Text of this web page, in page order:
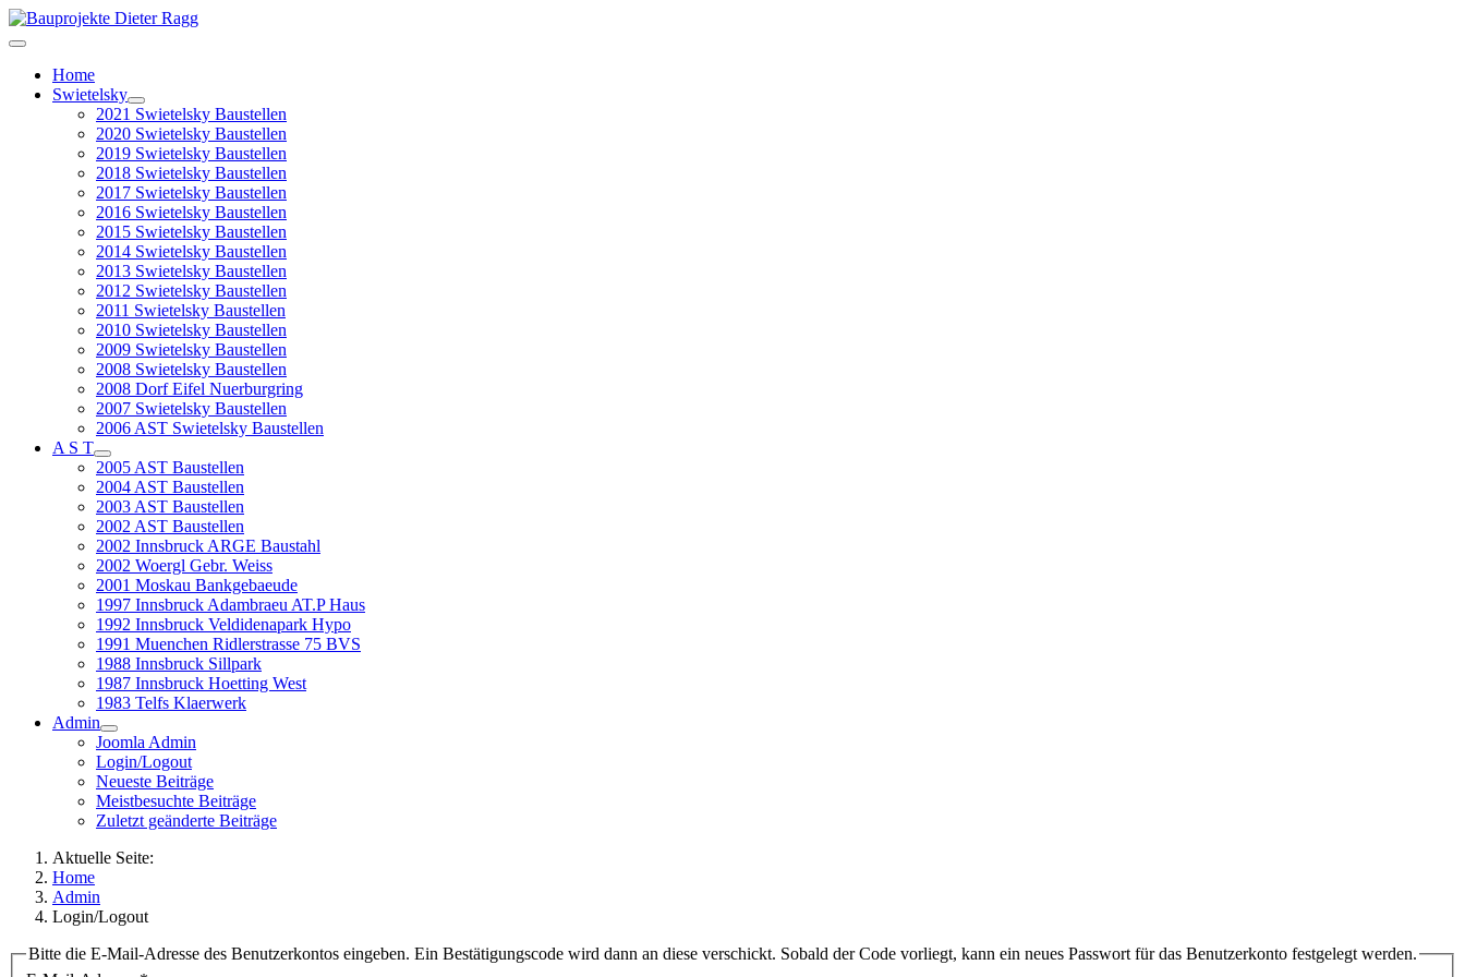
Home
Swietelsky
2021 Swietelsky Baustellen
2020 Swietelsky Baustellen
2019 Swietelsky Baustellen
2018 Swietelsky Baustellen
2017 Swietelsky Baustellen
2016 Swietelsky Baustellen
2015 Swietelsky Baustellen
2014 Swietelsky Baustellen
2013 Swietelsky Baustellen
2012 Swietelsky Baustellen
2011 Swietelsky Baustellen
2010 Swietelsky Baustellen
2009 Swietelsky Baustellen
2008 Swietelsky Baustellen
2008 Dorf Eifel Nuerburgring
2007 Swietelsky Baustellen
2006 AST Swietelsky Baustellen
A S T
2005 AST Baustellen
2004 AST Baustellen
2003 AST Baustellen
2002 AST Baustellen
2002 Innsbruck ARGE Baustahl
2002 Woergl Gebr. Weiss
2001 Moskau Bankgebaeude
1997 Innsbruck Adambraeu AT.P Haus
1992 Innsbruck Veldidenapark Hypo
1991 Muenchen Ridlerstrasse 75 BVS
1988 Innsbruck Sillpark
1987 Innsbruck Hoetting West
1983 Telfs Klaerwerk
Admin
Joomla Admin
Login/Logout
Neueste Beiträge
Meistbesuchte Beiträge
Zuletzt geänderte Beiträge
Aktuelle Seite:
Home
Admin
Login/Logout
Bitte die E-Mail-Adresse des Benutzerkontos eingeben. Ein Bestätigungscode wird dann an diese verschickt. Sobald der Code vorliegt, kann ein neues Passwort für das Benutzerkonto festgelegt werden.